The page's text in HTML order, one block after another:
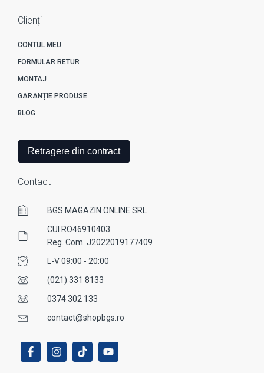
Clienți
CONTUL MEU
FORMULAR RETUR
MONTAJ
GARANȚIE PRODUSE
BLOG
Retragere din contract
Contact
BGS MAGAZIN ONLINE SRL
CUI RO46910403
Reg. Com. J2022019177409
L-V 09:00 - 20:00
(021) 331 8133
0374 302 133
contact@shopbgs.ro